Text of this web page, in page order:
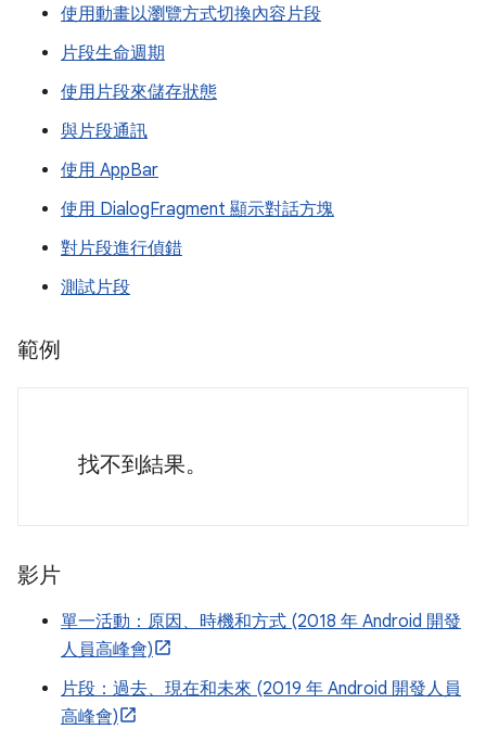
使用動畫以瀏覽方式切換內容片段
片段生命週期
使用片段來儲存狀態
與片段通訊
使用 AppBar
使用 DialogFragment 顯示對話方塊
對片段進行偵錯
測試片段
範例
找不到結果。
影片
單一活動：原因、時機和方式 (2018 年 Android 開發
人員高峰會)
片段：過去、現在和未來 (2019 年 Android 開發人員
高峰會)